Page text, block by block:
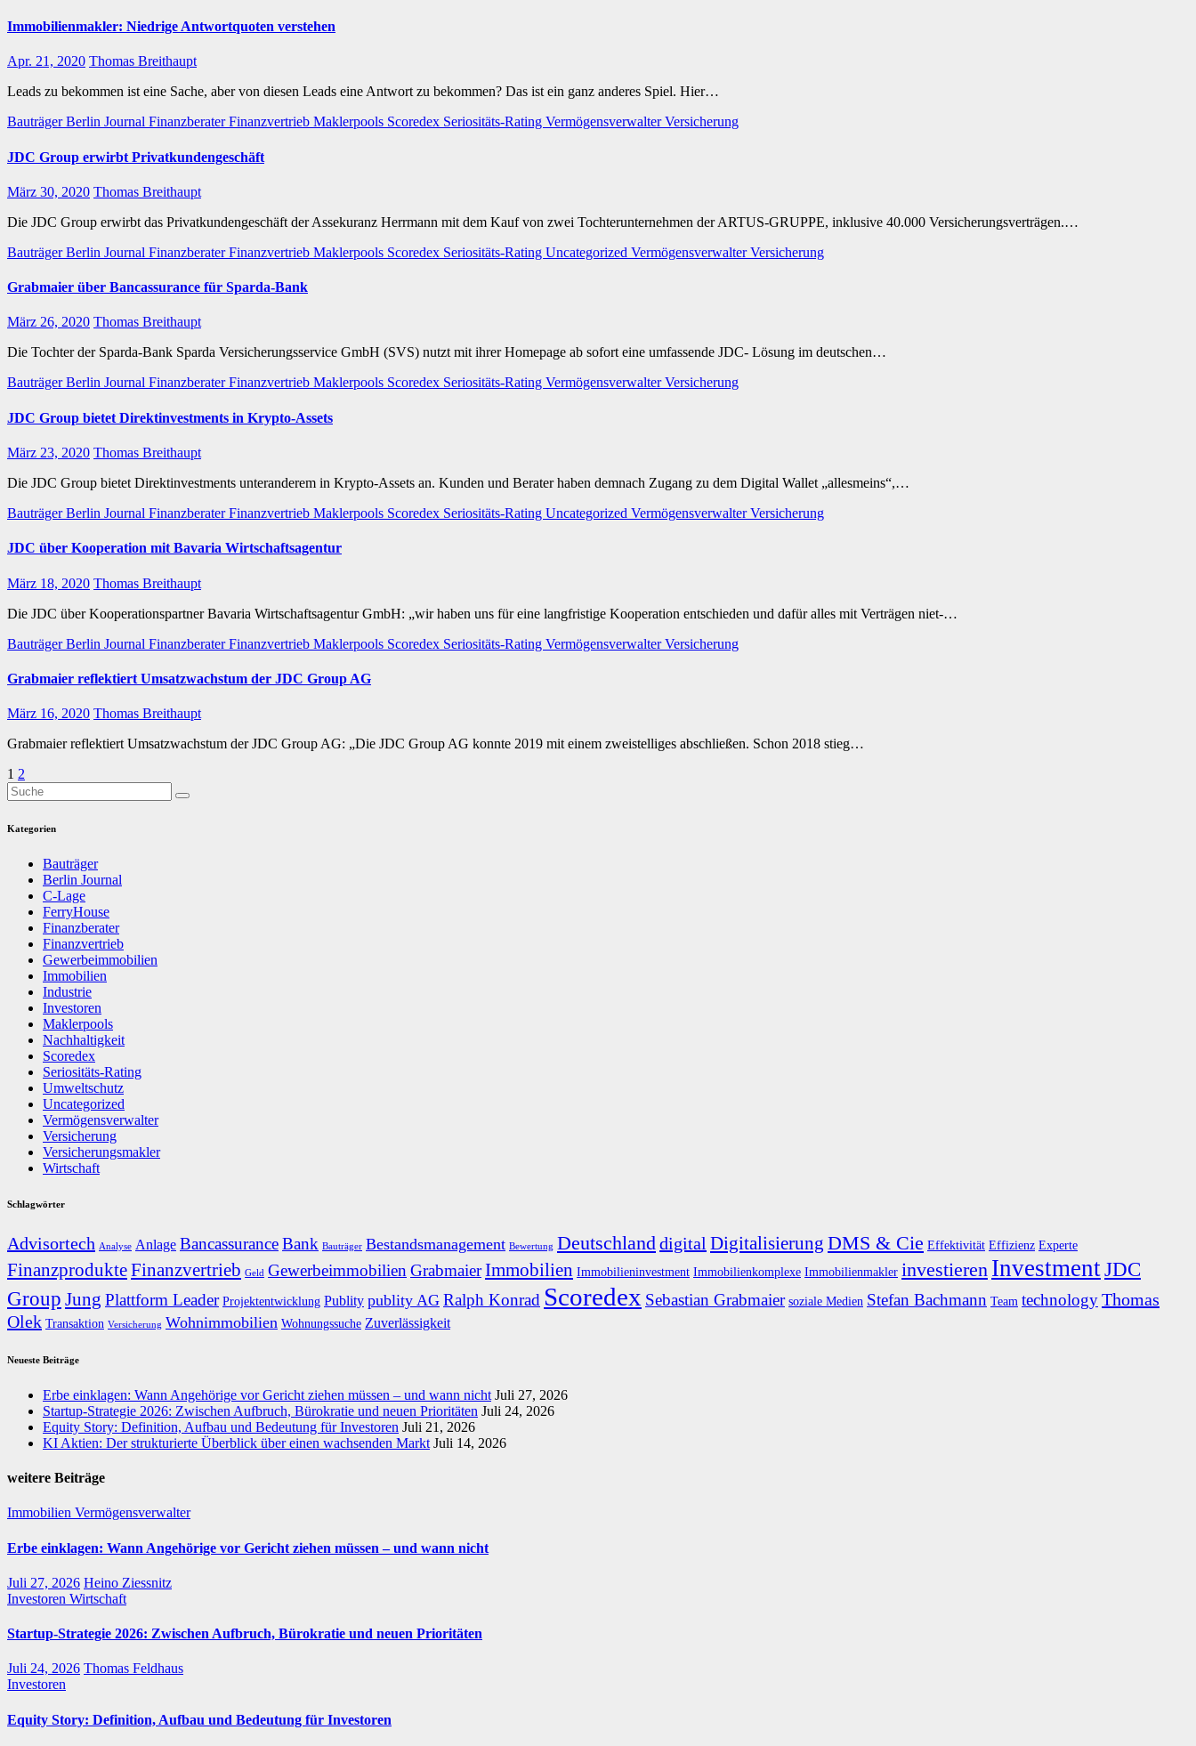
Immobilienmakler: Niedrige Antwortquoten verstehen
Apr. 21, 2020 Thomas Breithaupt
Leads zu bekommen ist eine Sache, aber von diesen Leads eine Antwort zu bekommen? Das ist ein ganz anderes Spiel. Hier…
BauträgerBerlin Journal FinanzberaterFinanzvertrieb Maklerpools Scoredex Seriositäts-Rating VermögensverwalterVersicherung
JDC Group erwirbt Privatkundengeschäft
März 30, 2020 Thomas Breithaupt
Die JDC Group erwirbt das Privatkundengeschäft der Assekuranz Herrmann mit dem Kauf von zwei Tochterunternehmen der ARTUS-GRUPPE, inklusive 40.000 Versicherungsverträgen.…
BauträgerBerlin Journal FinanzberaterFinanzvertrieb Maklerpools Scoredex Seriositäts-Rating Uncategorized VermögensverwalterVersicherung
Grabmaier über Bancassurance für Sparda-Bank
März 26, 2020 Thomas Breithaupt
Die Tochter der Sparda-Bank Sparda Versicherungsservice GmbH (SVS) nutzt mit ihrer Homepage ab sofort eine umfassende JDC- Lösung im deutschen…
BauträgerBerlin Journal FinanzberaterFinanzvertrieb Maklerpools Scoredex Seriositäts-Rating VermögensverwalterVersicherung
JDC Group bietet Direktinvestments in Krypto-Assets
März 23, 2020 Thomas Breithaupt
Die JDC Group bietet Direktinvestments unteranderem in Krypto-Assets an. Kunden und Berater haben demnach Zugang zu dem Digital Wallet „allesmeins“,…
BauträgerBerlin Journal FinanzberaterFinanzvertrieb Maklerpools Scoredex Seriositäts-Rating Uncategorized VermögensverwalterVersicherung
JDC über Kooperation mit Bavaria Wirtschaftsagentur
März 18, 2020 Thomas Breithaupt
Die JDC über Kooperationspartner Bavaria Wirtschaftsagentur GmbH: „wir haben uns für eine langfristige Kooperation entschieden und dafür alles mit Verträgen niet-…
BauträgerBerlin Journal FinanzberaterFinanzvertrieb Maklerpools Scoredex Seriositäts-Rating VermögensverwalterVersicherung
Grabmaier reflektiert Umsatzwachstum der JDC Group AG
März 16, 2020 Thomas Breithaupt
Grabmaier reflektiert Umsatzwachstum der JDC Group AG: „Die JDC Group AG konnte 2019 mit einem zweistelliges abschließen. Schon 2018 stieg…
Seitennummerierung
der
Beiträge
1 2
Kategorien
Bauträger
Berlin Journal
C-Lage
FerryHouse
Finanzberater
Finanzvertrieb
Gewerbeimmobilien
Immobilien
Industrie
Investoren
Maklerpools
Nachhaltigkeit
Scoredex
Seriositäts-Rating
Umweltschutz
Uncategorized
Vermögensverwalter
Versicherung
Versicherungsmakler
Wirtschaft
Schlagwörter
Advisortech Analyse Anlage BancassuranceBank Bauträger Bestandsmanagement Bewertung Deutschland digital Digitalisierung DMS & Cie Effektivität Effizienz Experte
FinanzprodukteFinanzvertrieb Geld Gewerbeimmobilien GrabmaierImmobilien Immobilieninvestment Immobilienkomplexe Immobilienmakler investieren InvestmentJDC
Group Jung Plattform Leader Projektentwicklung Publity publity AG Ralph Konrad Scoredex Sebastian Grabmaier soziale Medien Stefan Bachmann Team technologyThomas
Olek Transaktion Versicherung Wohnimmobilien Wohnungssuche Zuverlässigkeit
Neueste Beiträge
Erbe einklagen: Wann Angehörige vor Gericht ziehen müssen – und wann nicht Juli 27, 2026
Startup-Strategie 2026: Zwischen Aufbruch, Bürokratie und neuen Prioritäten Juli 24, 2026
Equity Story: Definition, Aufbau und Bedeutung für Investoren Juli 21, 2026
KI Aktien: Der strukturierte Überblick über einen wachsenden Markt Juli 14, 2026
weitere Beiträge
Immobilien Vermögensverwalter
Erbe einklagen: Wann Angehörige vor Gericht ziehen müssen – und wann nicht
Juli 27, 2026 Heino Ziessnitz
Investoren Wirtschaft
Startup-Strategie 2026: Zwischen Aufbruch, Bürokratie und neuen Prioritäten
Juli 24, 2026 Thomas Feldhaus
Investoren
Equity Story: Definition, Aufbau und Bedeutung für Investoren